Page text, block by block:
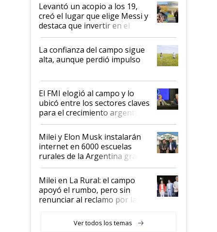
Levantó un acopio a los 19,
creó el lugar que elige Messi y
destaca que invertir en el
kirchnerismo era como "darle
plata a un hijo para droga":
Juan Félix Rossetti, el libertario
que de una dura crisis salió
de Milei
La confianza del campo sigue
alta, aunque perdió impulso
El FMI elogió al campo y lo
ubicó entre los sectores claves
para el crecimiento argentino
Milei y Elon Musk instalarán
internet en 6000 escuelas
rurales de la Argentina gracias
a un acuerdo con Starlink
Milei en La Rural: el campo
apoyó el rumbo, pero sin
renunciar al reclamo por las
Ver todos los temas